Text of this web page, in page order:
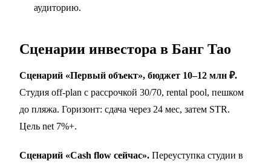
аудиторию.
Сценарии инвестора в Банг Тао
Сценарий «Первый объект», бюджет 10–12 млн ₽.
Студия off-plan с рассрочкой 30/70, rental pool, пешком
до пляжа. Горизонт: сдача через 24 мес, затем STR.
Цель net 7%+.
Сценарий «Cash flow сейчас». Переуступка студии в